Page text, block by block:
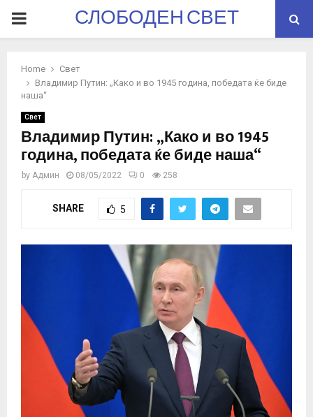
PRIMARYСЛОБОДЕН СВЕТ
Home
Свет
Владимир Путин: „Како и во 1945 година, победата ќе биде
наша“
Свет
Владимир Путин: „Како и во 1945
година, победата ќе биде наша“
by Админ 08/05/2022 0 258
SHARE 5